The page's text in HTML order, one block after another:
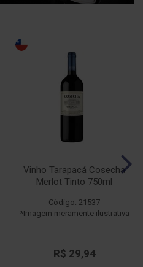
Vinho Tarapacá Cosecha
Merlot Tinto 750ml
Código: 21537
*Imagem meramente ilustrativa
R$ 29,94